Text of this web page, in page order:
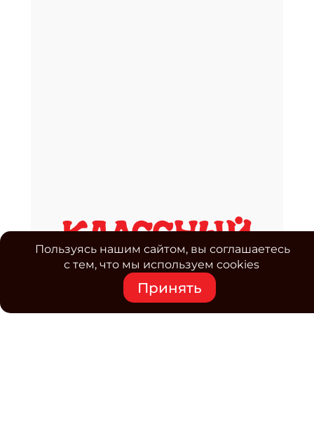
Пользуясь нашим сайтом, вы соглашаетесь
с тем, что мы используем cookies
Принять